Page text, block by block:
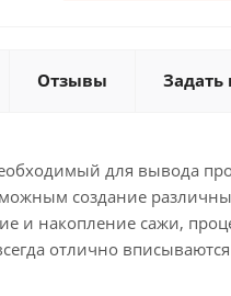
Отзывы Задать
для вывода
создание
и накопление сажи,
отлично